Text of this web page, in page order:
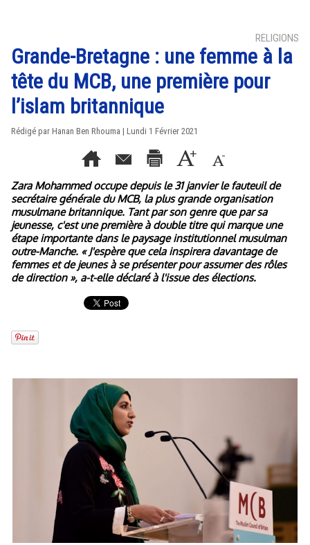
RELIGIONS
Grande-Bretagne : une femme à la
tête du MCB, une première pour
l’islam britannique
Rédigé par Hanan Ben Rhouma | Lundi 1 Février 2021
Zara Mohammed occupe depuis le 31 janvier le fauteuil de
secrétaire générale du MCB, la plus grande organisation
musulmane britannique. Tant par son genre que par sa
jeunesse, c'est une première à double titre qui marque une
étape importante dans le paysage institutionnel musulman
outre-Manche. « J'espère que cela inspirera davantage de
femmes et de jeunes à se présenter pour assumer des rôles
de direction », a-t-elle déclaré à l'issue des élections.